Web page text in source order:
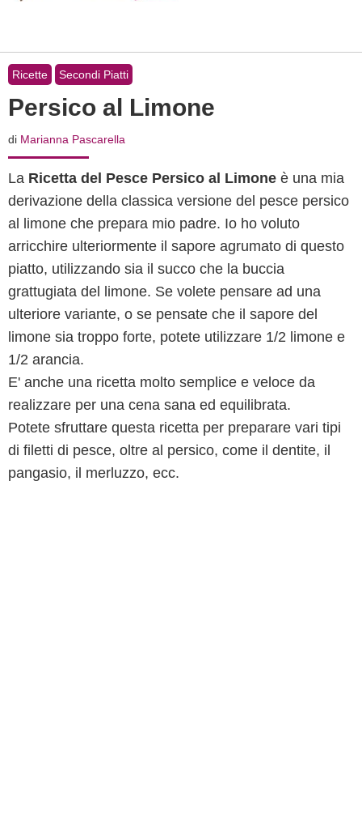
Ricette Secondi Piatti
Persico al Limone
di Marianna Pascarella
La Ricetta del Pesce Persico al Limone è una mia
derivazione della classica versione del pesce persico
al limone che prepara mio padre. Io ho voluto
arricchire ulteriormente il sapore agrumato di questo
piatto, utilizzando sia il succo che la buccia
grattugiata del limone. Se volete pensare ad una
ulteriore variante, o se pensate che il sapore del
limone sia troppo forte, potete utilizzare 1/2 limone e
1/2 arancia.
E' anche una ricetta molto semplice e veloce da
realizzare per una cena sana ed equilibrata.
Potete sfruttare questa ricetta per preparare vari tipi
di filetti di pesce, oltre al persico, come il dentite, il
pangasio, il merluzzo, ecc.